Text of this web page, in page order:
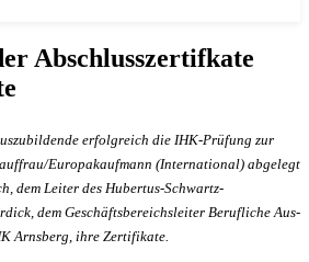
Abschlusszertifkate
erfolgreich die IHK-Prüfung zur
Europakaufmann (International) abgelegt
dem Leiter des Hubertus-Schwartz-
dem Geschäftsbereichsleiter Berufliche Aus-
Arnsberg, ihre Zertifikate.